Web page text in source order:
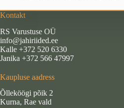
Kontakt
RS Varustuse OÜ
info@jahiriided.ee
Kalle +372 520 6330
Janika +372 566 47997
Kaupluse aadress
Õlleköögi põik 2
Kurna, Rae vald